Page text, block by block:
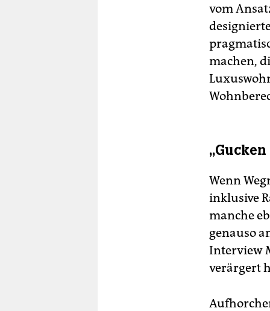
vom
machen,
Wenn
inklusive
manche
genauso
Interview
verärgert